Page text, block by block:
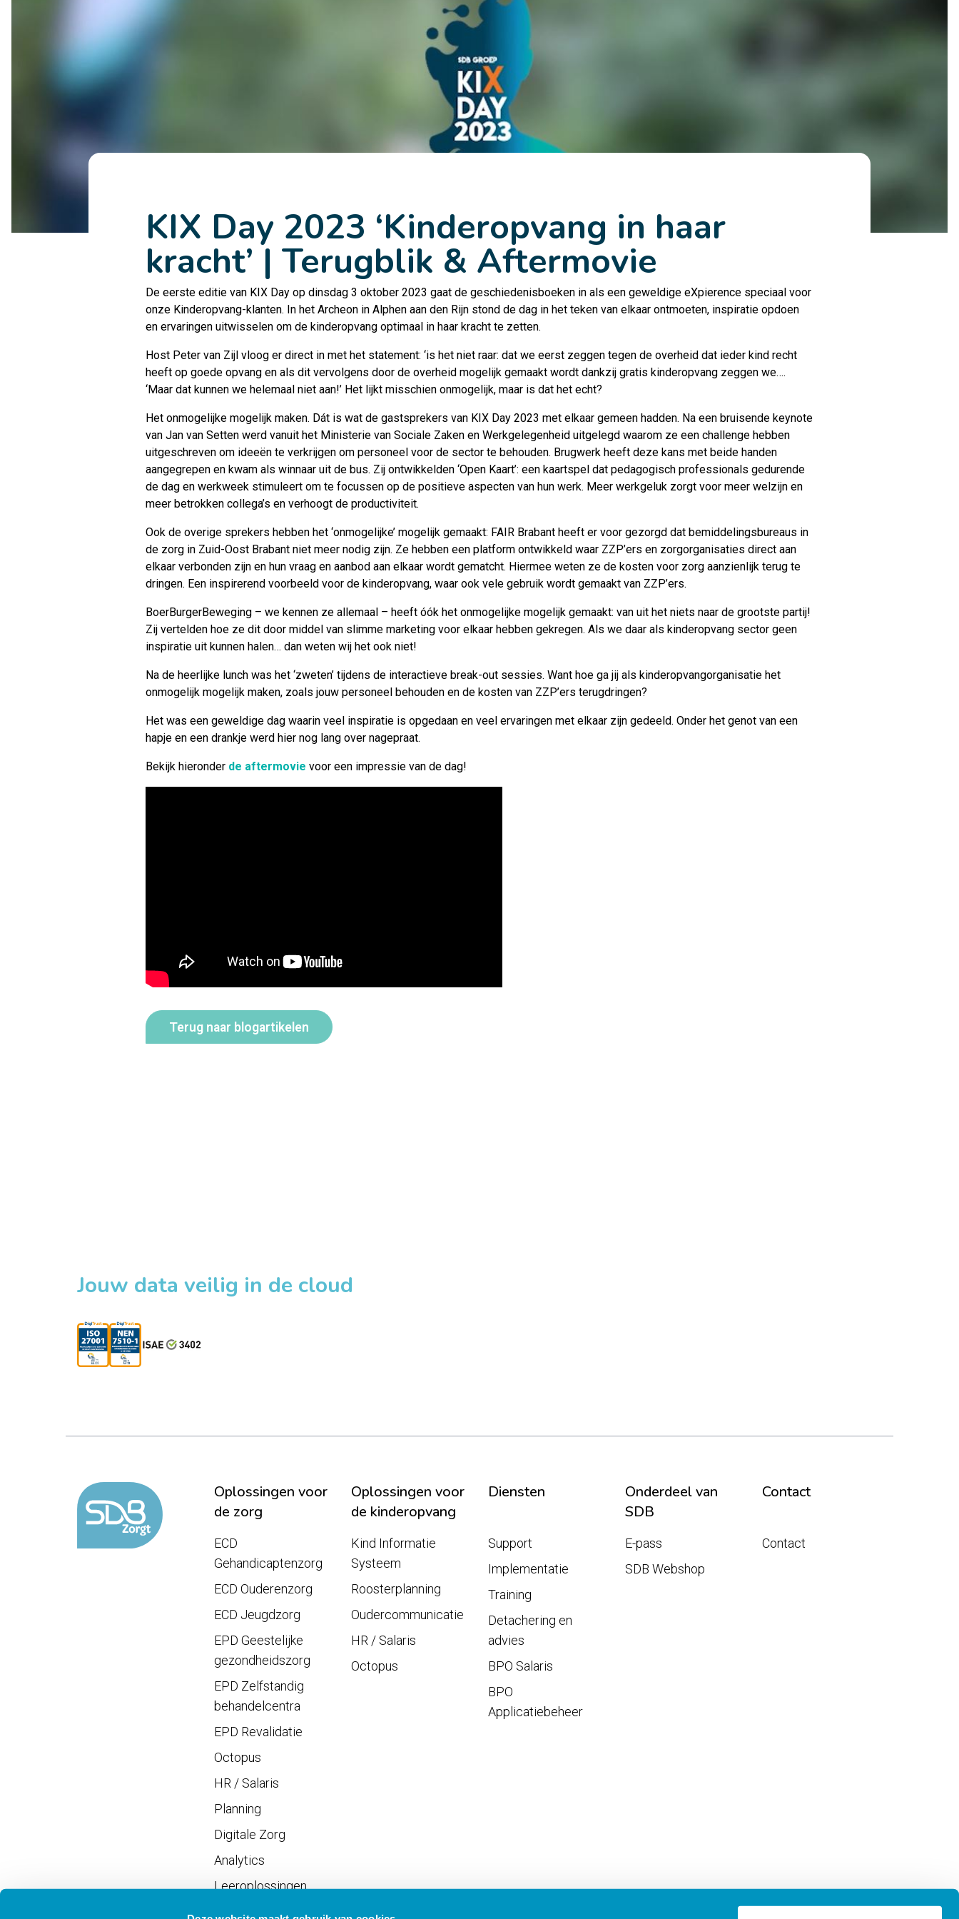
KIX Day 2023 ‘Kinderopvang in haar
kracht’ | Terugblik & Aftermovie
De eerste editie van KIX Day op dinsdag 3 oktober 2023 gaat de geschiedenisboeken in als een geweldige eXpierence speciaal voor
onze Kinderopvang-klanten. In het Archeon in Alphen aan den Rijn stond de dag in het teken van elkaar ontmoeten, inspiratie opdoen
en ervaringen uitwisselen om de kinderopvang optimaal in haar kracht te zetten.
Host Peter van Zijl vloog er direct in met het statement: ‘is het niet raar: dat we eerst zeggen tegen de overheid dat ieder kind recht
heeft op goede opvang en als dit vervolgens door de overheid mogelijk gemaakt wordt dankzij gratis kinderopvang zeggen we….
‘Maar dat kunnen we helemaal niet aan!’ Het lijkt misschien onmogelijk, maar is dat het echt?
Het onmogelijke mogelijk maken. Dát is wat de gastsprekers van KIX Day 2023 met elkaar gemeen hadden. Na een bruisende keynote
van Jan van Setten werd vanuit het Ministerie van Sociale Zaken en Werkgelegenheid uitgelegd waarom ze een challenge hebben
uitgeschreven om ideeën te verkrijgen om personeel voor de sector te behouden. Brugwerk heeft deze kans met beide handen
aangegrepen en kwam als winnaar uit de bus. Zij ontwikkelden ‘Open Kaart’: een kaartspel dat pedagogisch professionals gedurende
de dag en werkweek stimuleert om te focussen op de positieve aspecten van hun werk. Meer werkgeluk zorgt voor meer welzijn en
meer betrokken collega’s en verhoogt de productiviteit.
Ook de overige sprekers hebben het ‘onmogelijke’ mogelijk gemaakt: FAIR Brabant heeft er voor gezorgd dat bemiddelingsbureaus in
de zorg in Zuid-Oost Brabant niet meer nodig zijn. Ze hebben een platform ontwikkeld waar ZZP’ers en zorgorganisaties direct aan
elkaar verbonden zijn en hun vraag en aanbod aan elkaar wordt gematcht. Hiermee weten ze de kosten voor zorg aanzienlijk terug te
dringen. Een inspirerend voorbeeld voor de kinderopvang, waar ook vele gebruik wordt gemaakt van ZZP’ers.
BoerBurgerBeweging – we kennen ze allemaal – heeft óók het onmogelijke mogelijk gemaakt: van uit het niets naar de grootste partij!
Zij vertelden hoe ze dit door middel van slimme marketing voor elkaar hebben gekregen. Als we daar als kinderopvang sector geen
inspiratie uit kunnen halen… dan weten wij het ook niet!
Na de heerlijke lunch was het ‘zweten’ tijdens de interactieve break-out sessies. Want hoe ga jij als kinderopvangorganisatie het
onmogelijk mogelijk maken, zoals jouw personeel behouden en de kosten van ZZP’ers terugdringen?
Het was een geweldige dag waarin veel inspiratie is opgedaan en veel ervaringen met elkaar zijn gedeeld. Onder het genot van een
hapje en een drankje werd hier nog lang over nagepraat.
Bekijk hieronder de aftermovie voor een impressie van de dag!
Terug naar blogartikelen
Jouw data veilig in de cloud
Oplossingen voor
de zorg
Oplossingen voor
de kinderopvang
Diensten
Onderdeel van
SDB
Contact
ECD
Gehandicaptenzorg
ECD Ouderenzorg
ECD Jeugdzorg
EPD Geestelijke
gezondheidszorg
EPD Zelfstandig
behandelcentra
EPD Revalidatie
Octopus
HR / Salaris
Planning
Digitale Zorg
Analytics
Leeroplossingen
Vrijwilligersportaal
Kind Informatie
Systeem
Roosterplanning
Oudercommunicatie
HR / Salaris
Octopus
Support
Implementatie
Training
Detachering en
advies
BPO Salaris
BPO
Applicatiebeheer
E-pass
SDB Webshop
Contact